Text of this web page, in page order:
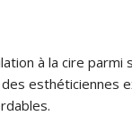
à la cire parmi
des